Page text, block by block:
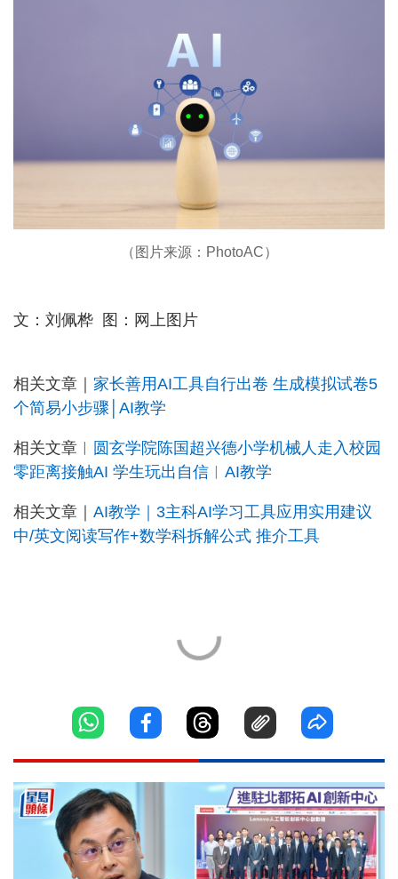
（图片来源：PhotoAC）
文：刘佩桦 图：网上图片
相关文章｜ 家长善用AI工具自行出卷 生成模拟试卷5
个简易小步骤│AI教学
相关文章︳
圆玄学院陈国超兴德小学机械人走入校园
零距离接触AI 学生玩出自信︳AI教学
相关文章｜ AI教学｜3主科AI学习工具应用实用建议
中/英文阅读写作+数学科拆解公式 推介工具